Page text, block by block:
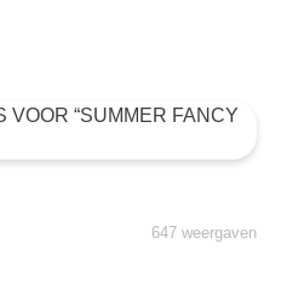
647 weergaven